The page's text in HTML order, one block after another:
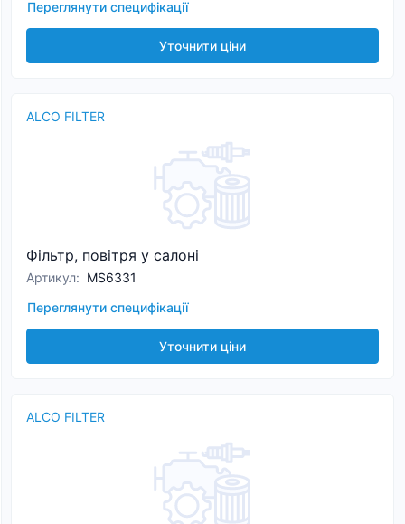
Переглянути специфікації
Уточнити ціни
ALCO FILTER
Фільтр, повітря у салоні
Артикул: MS6331
Переглянути специфікації
Уточнити ціни
ALCO FILTER